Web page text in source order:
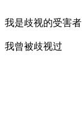
我是歧视的受害者
我曾被歧视过